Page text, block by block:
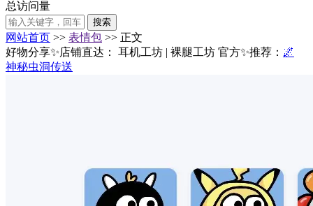
总访问量
搜索
网站首页 >> 表情包 >> 正文
好物分享✨店铺直达： 耳机工坊 | 裸腿工坊 官方✨推荐： 🌌
神秘虫洞传送